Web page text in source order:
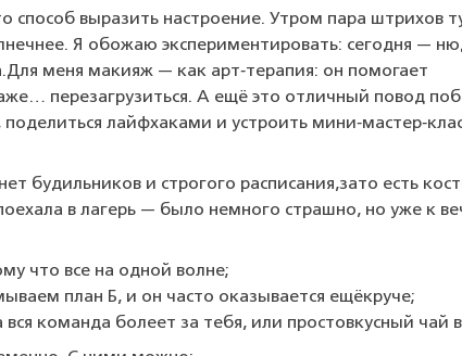
способ выразить настроение. Утром пара штрихов
Я обожаю экспериментировать: сегодня —
Для меня макияж — как арт‑терапия: он помогает
перезагрузиться. А ещё это отличный повод
поделиться лайфхаками и устроить
нет будильников и строгого расписания,зато есть
в лагерь — было немного страшно, но уже к
что все на одной волне;
план Б, и он часто оказывается ещёкруче;
вся команда болеет за тебя, или простовкусный чай в